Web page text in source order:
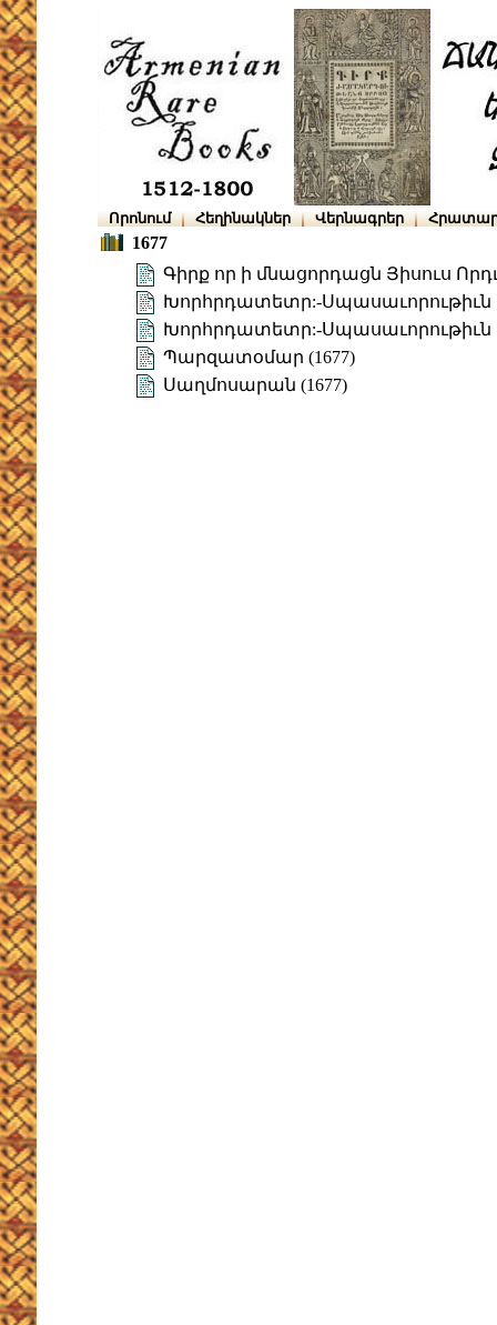
Որոնում Հեղինակներ Վերնագրեր
1677
Գիրք որ ի մնացորդացն Յիսուս
Խորհրդատետր:-Սպասաւորութիւն
Խորհրդատետր:-Սպասաւորութիւն
Պարզատօմար (1677)
Սաղմոսարան (1677)